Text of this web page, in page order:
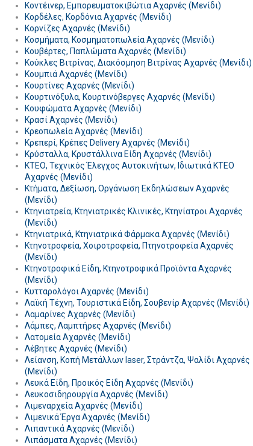
Κοντέινερ, Εμπορευματοκιβώτια Αχαρνές (Μενίδι)
Κορδέλες, Κορδόνια Αχαρνές (Μενίδι)
Κορνίζες Αχαρνές (Μενίδι)
Κοσμήματα, Κοσμηματοπωλεία Αχαρνές (Μενίδι)
Κουβέρτες, Παπλώματα Αχαρνές (Μενίδι)
Κούκλες Βιτρίνας, Διακόσμηση Βιτρίνας Αχαρνές (Μενίδι)
Κουμπιά Αχαρνές (Μενίδι)
Κουρτίνες Αχαρνές (Μενίδι)
Κουρτινόξυλα, Κουρτινόβεργες Αχαρνές (Μενίδι)
Κουφώματα Αχαρνές (Μενίδι)
Κρασί Αχαρνές (Μενίδι)
Κρεοπωλεία Αχαρνές (Μενίδι)
Κρεπερί, Κρέπες Delivery Αχαρνές (Μενίδι)
Κρύσταλλα, Κρυστάλλινα Είδη Αχαρνές (Μενίδι)
ΚΤΕΟ, Τεχνικός Έλεγχος Αυτοκινήτων, Ιδιωτικά KTEO
Αχαρνές (Μενίδι)
Κτήματα, Δεξίωση, Οργάνωση Εκδηλώσεων Αχαρνές
(Μενίδι)
Κτηνιατρεία, Κτηνιατρικές Κλινικές, Κτηνίατροι Αχαρνές
(Μενίδι)
Κτηνιατρικά, Κτηνιατρικά Φάρμακα Αχαρνές (Μενίδι)
Κτηνοτροφεία, Χοιροτροφεία, Πτηνοτροφεία Αχαρνές
(Μενίδι)
Κτηνοτροφικά Είδη, Κτηνοτροφικά Προϊόντα Αχαρνές
(Μενίδι)
Κυτταρολόγοι Αχαρνές (Μενίδι)
Λαϊκή Τέχνη, Τουριστικά Είδη, Σουβενίρ Αχαρνές (Μενίδι)
Λαμαρίνες Αχαρνές (Μενίδι)
Λάμπες, Λαμπτήρες Αχαρνές (Μενίδι)
Λατομεία Αχαρνές (Μενίδι)
Λέβητες Αχαρνές (Μενίδι)
Λείανση, Κοπή Μετάλλων laser, Στράντζα, Ψαλίδι Αχαρνές
(Μενίδι)
Λευκά Είδη, Προικός Είδη Αχαρνές (Μενίδι)
Λευκοσιδηρουργία Αχαρνές (Μενίδι)
Λιμεναρχεία Αχαρνές (Μενίδι)
Λιμενικά Έργα Αχαρνές (Μενίδι)
Λιπαντικά Αχαρνές (Μενίδι)
Λιπάσματα Αχαρνές (Μενίδι)